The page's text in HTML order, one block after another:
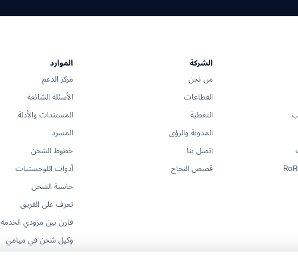
توجيه محايد للناقل، فريق واحد مسؤول، لا يوجد قفل للناقل.
وتنسيقها من الباب إلى الباب من قبل فريق واحد مسؤول.
الشركة
من نحن
القطاعات
التغطية
المدونة والرؤى
اتصل بنا
قصص النجاح
الموارد
مركز الدعم
الأسئلة الشائعة
المستندات والأدلة
المسرد
خطوط الشحن
أدوات اللوجستيات
حاسبة الشحن
تعرف على الفريق
قارن بين مزودي الخدمة
وكيل شحن في ميامي